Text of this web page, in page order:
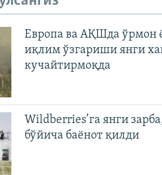
Европа ва АҚШда ўрмон
иқлим ўзгариши янги
кучайтирмоқда
Wildberries’га янги
бўйича баёнот қилди